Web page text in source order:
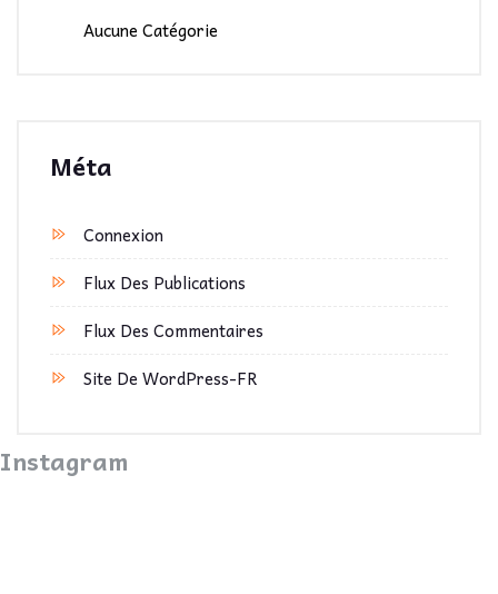
Aucune Catégorie
Méta
Connexion
Flux Des Publications
Flux Des Commentaires
Site De WordPress-FR
Instagram